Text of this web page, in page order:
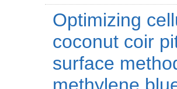
Optimizing
coconut coir
surface